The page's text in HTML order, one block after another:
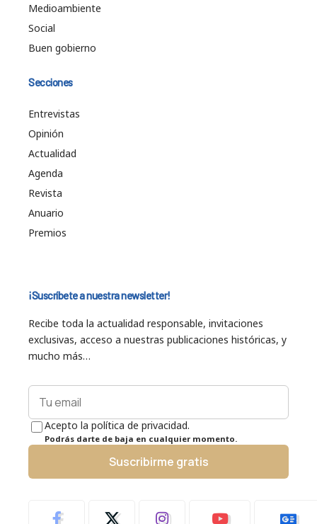
Medioambiente
Social
Buen gobierno
Secciones
Entrevistas
Opinión
Actualidad
Agenda
Revista
Anuario
Premios
¡Suscríbete a nuestra newsletter!
Recibe toda la actualidad responsable, invitaciones
exclusivas, acceso a nuestras publicaciones históricas, y
mucho más…
Acepto la política de privacidad.
Podrás darte de baja en cualquier momento.
Suscribirme gratis